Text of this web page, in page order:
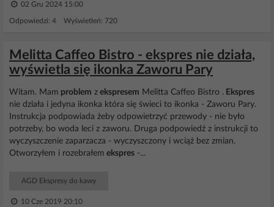
02 Gru 2024 15:00
Odpowiedzi: 4 Wyświetleń: 720
Melitta Caffeo Bistro - ekspres nie działa,
wyświetla się ikonka Zaworu Pary
Witam. Mam problem z ekspresem Melitta Caffeo Bistro . Ekspres
nie działa i jedyna ikonka która się świeci to ikonka - Zaworu Pary.
Instrukcja podpowiada żeby odpowietrzyć przewody - nie było
potrzeby, bo woda leci z zaworu. Druga podpowiedź z instrukcji to
wyczyszczenie zaparzacza - wyczyszczony i wciąż bez zmian.
Otworzyłem i rozebrałem ekspres -...
AGD Ekspresy do kawy
10 Cze 2019 20:10